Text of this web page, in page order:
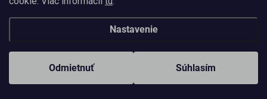
Nastavenie
Odmietnuť Súhlasím